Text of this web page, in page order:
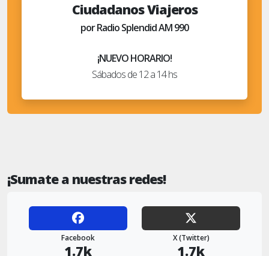
Ciudadanos Viajeros
por Radio Splendid AM 990
¡NUEVO HORARIO!
Sábados de 12 a 14 hs